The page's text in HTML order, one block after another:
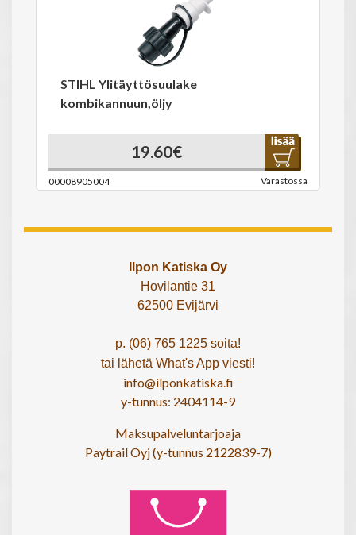
STIHL Ylitäyttösuulake
kombikannuun,öljy
19.60€
00008905004 Varastossa
Ilpon Katiska Oy
Hovilantie 31
62500 Evijärvi
p. (06) 765 1225 soita!
tai lähetä What's App viesti!
info@ilponkatiska.fi
y-tunnus: 2404114-9
Maksupalveluntarjoaja
Paytrail Oyj (y-tunnus 2122839-7)